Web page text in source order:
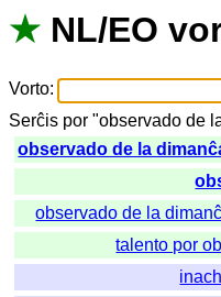
★ NL/EO
Vorto:
Serĉis por "observado de
observado de la
observado de la
talento por